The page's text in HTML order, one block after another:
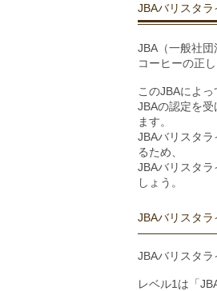
JBAバリスタ
JBA（一般社
コーヒーの正
このJBAによ
JBAの認定を
ます。
JBAバリスタ
るため、
JBAバリスタ
しょう。
JBAバリスタ
JBAバリスタラ
レベル1は「